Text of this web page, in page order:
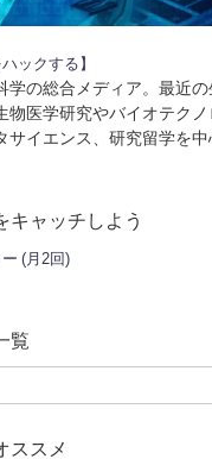
ックする】
学の総合メディア。最近の
物医学研究やバイオテクノ
サイエンス、研究留学を中
キャッチしよう
(月2回)
覧
ススメ